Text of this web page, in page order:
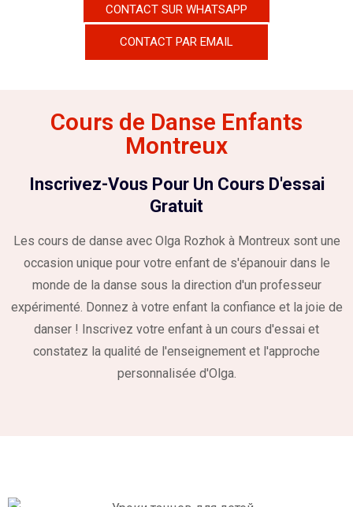
CONTACT SUR WHATSAPP
CONTACT PAR EMAIL
Cours de Danse Enfants
Montreux
Inscrivez-Vous Pour Un Cours D'essai
Gratuit
Les cours de danse avec Olga Rozhok à Montreux sont une
occasion unique pour votre enfant de s'épanouir dans le
monde de la danse sous la direction d'un professeur
expérimenté. Donnez à votre enfant la confiance et la joie de
danser ! Inscrivez votre enfant à un cours d'essai et
constatez la qualité de l'enseignement et l'approche
personnalisée d'Olga.